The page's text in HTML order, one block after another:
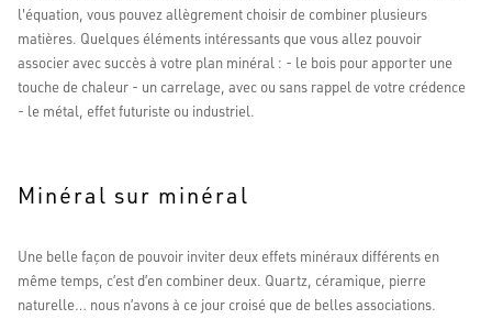
l'équation, vous pouvez allègrement choisir de combiner plusieurs
matières. Quelques éléments intéressants que vous allez pouvoir
associer avec succès à votre plan minéral : - le bois pour apporter une
touche de chaleur - un carrelage, avec ou sans rappel de votre crédence
- le métal, effet futuriste ou industriel.
Minéral sur minéral
Une belle façon de pouvoir inviter deux effets minéraux différents en
même temps, c’est d’en combiner deux. Quartz, céramique, pierre
naturelle… nous n’avons à ce jour croisé que de belles associations.